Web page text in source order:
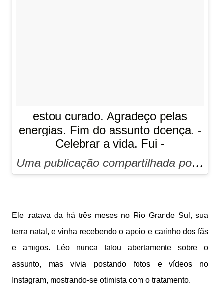
estou curado. Agradeço pelas
energias. Fim do assunto doença. -
Celebrar a vida. Fui -
Uma publicação compartilhada por
Ele tratava da há três meses no Rio Grande Sul, sua
terra natal, e vinha recebendo o apoio e carinho dos fãs
e amigos. Léo nunca falou abertamente sobre o
assunto, mas vivia postando fotos e vídeos no
Instagram, mostrando-se otimista com o tratamento.